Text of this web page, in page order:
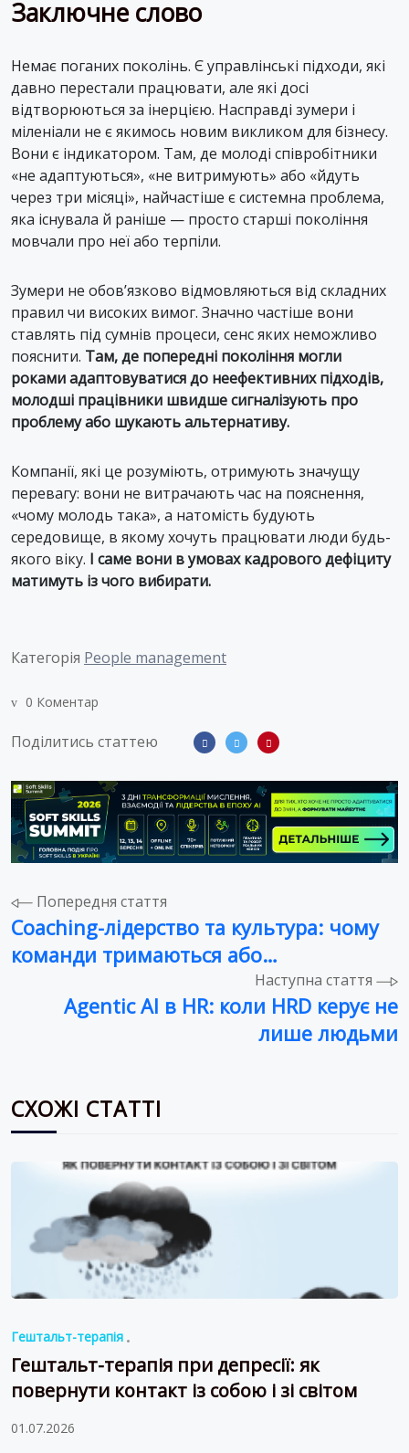
Заключне слово
Немає поганих поколінь. Є управлінські підходи, які
давно перестали працювати, але які досі
відтворюються за інерцією. Насправді зумери і
міленіали не є якимось новим викликом для бізнесу.
Вони є індикатором. Там, де молоді співробітники
«не адаптуються», «не витримують» або «йдуть
через три місяці», найчастіше є системна проблема,
яка існувала й раніше — просто старші покоління
мовчали про неї або терпіли.
Зумери не обов’язково відмовляються від складних
правил чи високих вимог. Значно частіше вони
ставлять під сумнів процеси, сенс яких неможливо
пояснити. Там, де попередні покоління могли
роками адаптовуватися до неефективних підходів,
молодші працівники швидше сигналізують про
проблему або шукають альтернативу.
Компанії, які це розуміють, отримують значущу
перевагу: вони не витрачають час на пояснення,
«чому молодь така», а натомість будують
середовище, в якому хочуть працювати люди будь-
якого віку. І саме вони в умовах кадрового дефіциту
матимуть із чого вибирати.
Категорія People management
0 Коментар
Поділитись статтею
Навігація
записів
Попередня стаття
Coaching-лідерство та культура: чому
команди тримаються або
Наступна стаття
Agentic AI в HR: коли HRD керує не
лише людьми
СХОЖІ СТАТТІ
Гештальт-терапія
Гештальт-терапія при депресії: як
повернути контакт із собою і зі світом
01.07.2026